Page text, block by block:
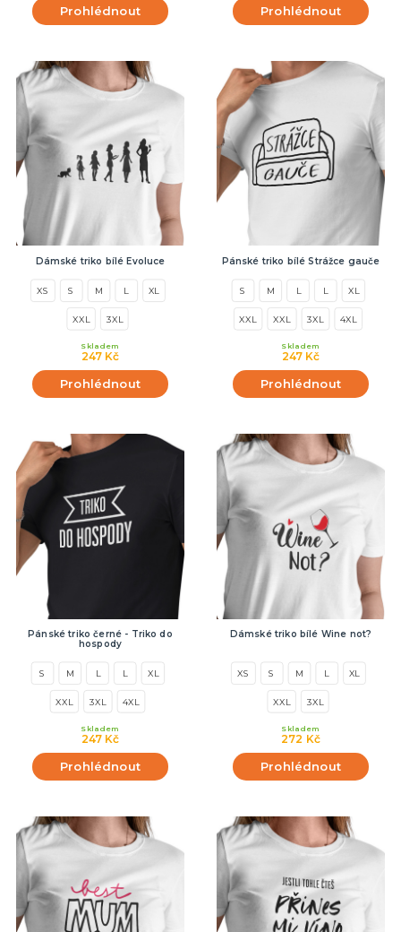
Doplňky pro nevěstu
Doplňky pro mládence
Balonky a girlandy
Výzdoba a dekorace
Fotokoutek
Originální dárky
Další doplňky
Společenské hry
DALŠÍ KATEGORIE
Prohlédnout Prohlédnout
Dámské triko bílé Evoluce
XS S M L XL
XXL 3XL
247 Kč
Skladem
Prohlédnout
Pánské triko bílé Strážce gauče
S M L L XL
XXL XXL 3XL 4XL
247 Kč
Skladem
Prohlédnout
Pánské triko černé - Triko do
hospody
S M L L XL
XXL 3XL 4XL
247 Kč
Skladem
Prohlédnout
Dámské triko bílé Wine not?
XS S M L XL
XXL 3XL
272 Kč
Skladem
Prohlédnout